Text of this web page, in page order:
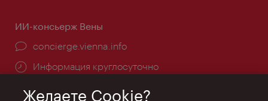
ИИ-консьерж Вены
concierge.vienna.info
Информация круглосуточно
Желаете Cookie?